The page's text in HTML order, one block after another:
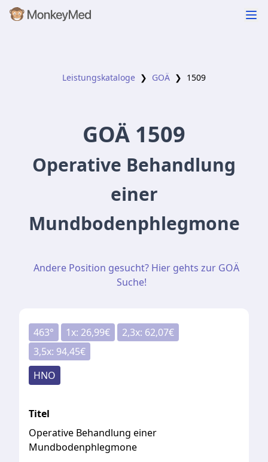
Leistungskataloge ❯ GOÄ ❯ 1509
GOÄ 1509
Operative Behandlung
einer
Mundbodenphlegmone
Andere Position gesucht? Hier gehts zur GOÄ
Suche!
463° 1x: 26,99€ 2,3x: 62,07€
3,5x: 94,45€
HNO
Titel
Operative Behandlung einer
Mundbodenphlegmone